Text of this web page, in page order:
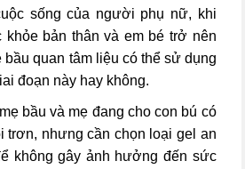
sống của người phụ nữ, khi
khỏe bản thân và em bé trở nên
bầu quan tâm liệu có thể sử dụng
đoạn này hay không.
bầu và mẹ đang cho con bú có
trơn, nhưng cần chọn loại gel an
không gây ảnh hưởng đến sức